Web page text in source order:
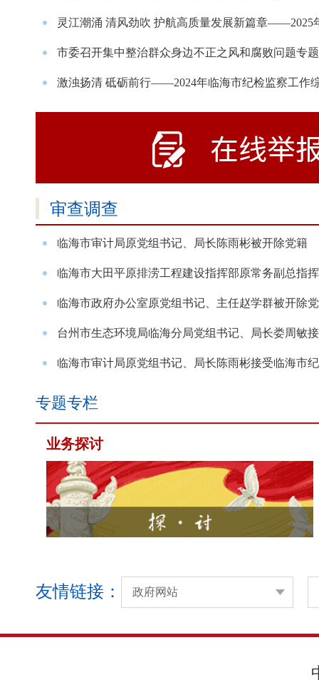
灵江潮涌 清风劲吹 护航高质量发展新篇章——2025
市委召开集中整治群众身边不正之风和腐败问题专
激浊扬清 砥砺前行——2024年临海市纪检监察工作
审查调查
临海市审计局原党组书记、局长陈雨彬被开除党籍
临海市大田平原排涝工程建设指挥部原常务副总指
临海市政府办公室原党组书记、主任赵学群被开除
台州市生态环境局临海分局党组书记、局长娄周敏
临海市审计局原党组书记、局长陈雨彬接受临海市
专题专栏
业务探讨
友情链接： 政府网站